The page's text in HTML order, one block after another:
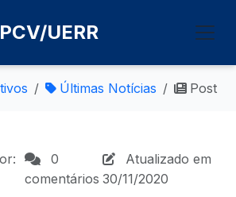
UERR
Últimas Notícias Post
0
comentários
Atualizado em
30/11/2020